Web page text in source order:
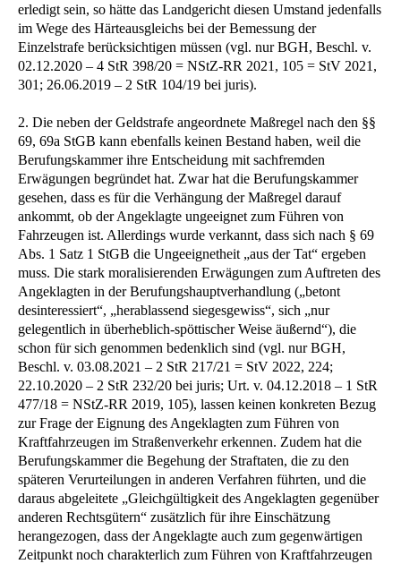
erledigt sein, so hätte das Landgericht diesen Umstand jedenfalls
im Wege des Härteausgleichs bei der Bemessung der
Einzelstrafe berücksichtigen müssen (vgl. nur BGH, Beschl. v.
02.12.2020 – 4 StR 398/20 = NStZ-RR 2021, 105 = StV 2021,
301; 26.06.2019 – 2 StR 104/19 bei juris).
2. Die neben der Geldstrafe angeordnete Maßregel nach den §§
69, 69a StGB kann ebenfalls keinen Bestand haben, weil die
Berufungskammer ihre Entscheidung mit sachfremden
Erwägungen begründet hat. Zwar hat die Berufungskammer
gesehen, dass es für die Verhängung der Maßregel darauf
ankommt, ob der Angeklagte ungeeignet zum Führen von
Fahrzeugen ist. Allerdings wurde verkannt, dass sich nach § 69
Abs. 1 Satz 1 StGB die Ungeeignetheit „aus der Tat“ ergeben
muss. Die stark moralisierenden Erwägungen zum Auftreten des
Angeklagten in der Berufungshauptverhandlung („betont
desinteressiert“, „herablassend siegesgewiss“, sich „nur
gelegentlich in überheblich-spöttischer Weise äußernd“), die
schon für sich genommen bedenklich sind (vgl. nur BGH,
Beschl. v. 03.08.2021 – 2 StR 217/21 = StV 2022, 224;
22.10.2020 – 2 StR 232/20 bei juris; Urt. v. 04.12.2018 – 1 StR
477/18 = NStZ-RR 2019, 105), lassen keinen konkreten Bezug
zur Frage der Eignung des Angeklagten zum Führen von
Kraftfahrzeugen im Straßenverkehr erkennen. Zudem hat die
Berufungskammer die Begehung der Straftaten, die zu den
späteren Verurteilungen in anderen Verfahren führten, und die
daraus abgeleitete „Gleichgültigkeit des Angeklagten gegenüber
anderen Rechtsgütern“ zusätzlich für ihre Einschätzung
herangezogen, dass der Angeklagte auch zum gegenwärtigen
Zeitpunkt noch charakterlich zum Führen von Kraftfahrzeugen